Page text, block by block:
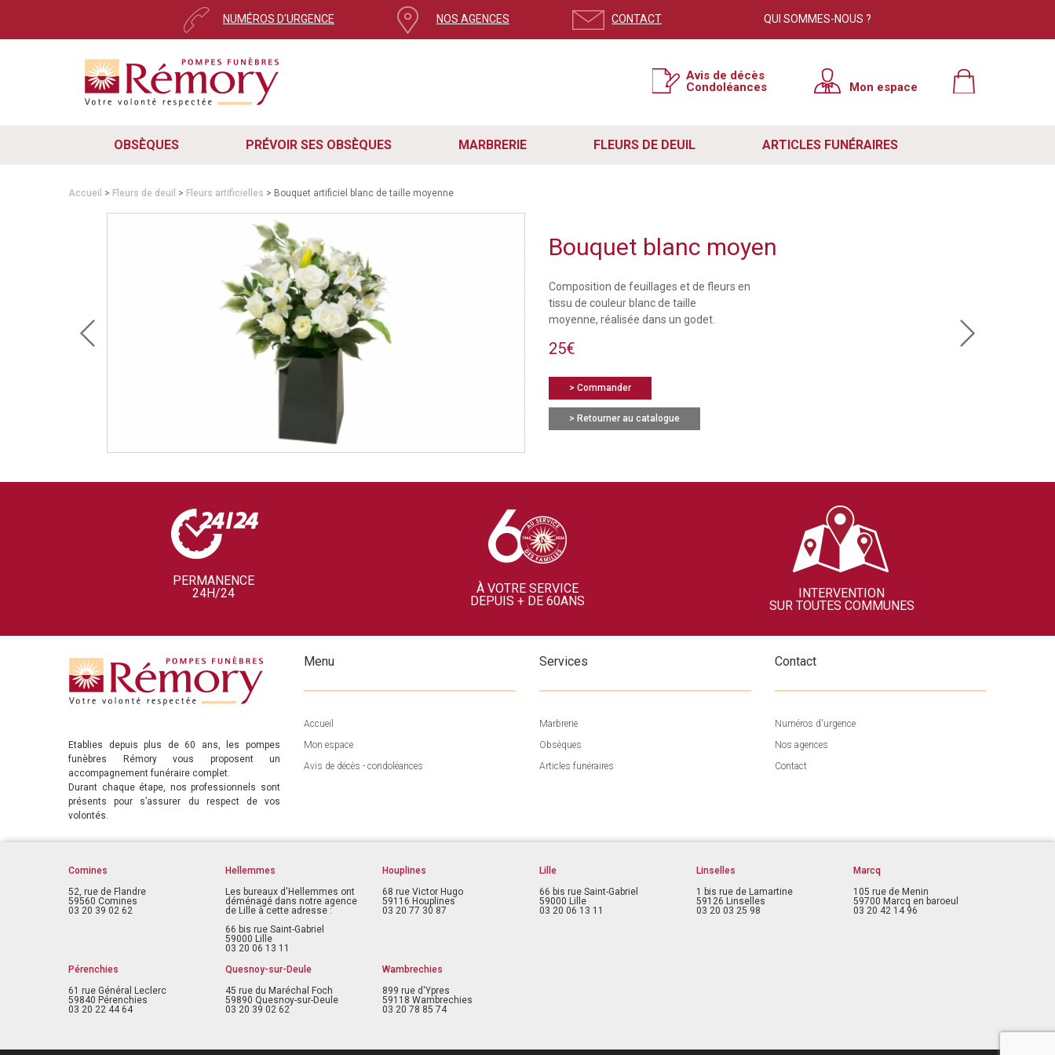
NUMÉROS D'URGENCE NOS AGENCES CONTACT QUI SOMMES-NOUS ?
Avis de décès
Condoléances
Mon espace
OBSÈQUES PRÉVOIR SES OBSÈQUES MARBRERIE FLEURS DE DEUIL ARTICLES FUNÉRAIRES
Accueil > Fleurs de deuil > Fleurs artificielles > Bouquet artificiel blanc de taille moyenne
Bouquet blanc moyen
Composition de feuillages et de fleurs en
tissu de couleur blanc de taille
moyenne, réalisée dans un godet.
25€
> Commander
> Retourner au catalogue
PERMANENCE
24H/24
À VOTRE SERVICE
DEPUIS + DE 60ANS
INTERVENTION
SUR TOUTES COMMUNES
Etablies depuis plus de 60 ans, les pompes
funèbres Rémory vous proposent un
accompagnement funéraire complet.
Durant chaque étape, nos professionnels sont
présents pour s’assurer du respect de vos
volontés.
Menu
Accueil
Mon espace
Avis de décès - condoléances
Services
Marbrerie
Obsèques
Articles funéraires
Contact
Numéros d'urgence
Nos agences
Contact
Comines
52, rue de Flandre
59560 Comines
03 20 39 02 62
Hellemmes
Les bureaux d'Hellemmes ont
déménagé dans notre agence
de Lille à cette adresse :
66 bis rue Saint-Gabriel
59000 Lille
03 20 06 13 11
Houplines
68 rue Victor Hugo
59116 Houplines
03 20 77 30 87
Lille
66 bis rue Saint-Gabriel
59000 Lille
03 20 06 13 11
Linselles
1 bis rue de Lamartine
59126 Linselles
03 20 03 25 98
Marcq
105 rue de Menin
59700 Marcq en baroeul
03 20 42 14 96
Pérenchies
61 rue Général Leclerc
59840 Pérenchies
03 20 22 44 64
Quesnoy-sur-Deule
45 rue du Maréchal Foch
59890 Quesnoy-sur-Deule
03 20 39 02 62
Wambrechies
899 rue d'Ypres
59118 Wambrechies
03 20 78 85 74